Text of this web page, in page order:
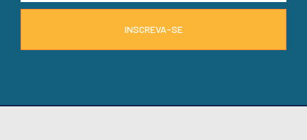
INSCREVA-SE